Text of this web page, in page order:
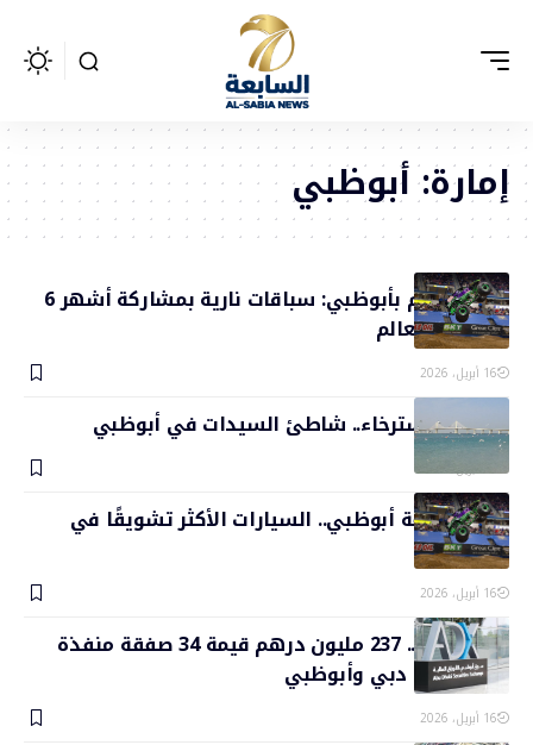
إمارة:أبوظبي
مونستر جام بأبوظبي: سباقات نارية بمشاركة أشهر 6
شاحنات بالعالم
16 أبريل، 2026
المرح والاسترخاء.. شاطئ السيدات في أبوظبي
16 أبريل، 2026
في العاصمة أبوظبي.. السيارات الأكثر تشويقًا في
العالم
16 أبريل، 2026
في رمضان.. 237 مليون درهم قيمة 34 صفقة منفذة
في سوقي دبي وأبوظبي
16 أبريل، 2026